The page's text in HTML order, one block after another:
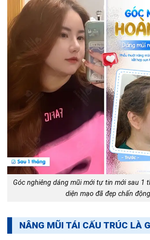
Góc nghiêng dáng mũi mới tự tin mới sau 1
diện mạo đã đẹp chấn động
NÂNG MŨI TÁI CẤU TRÚC LÀ